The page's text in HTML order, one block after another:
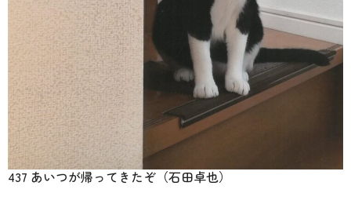
437 あいつが帰ってきたぞ（石田卓也）